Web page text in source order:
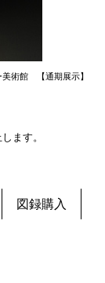
美術館 【通期展示】
ます。
図録購入